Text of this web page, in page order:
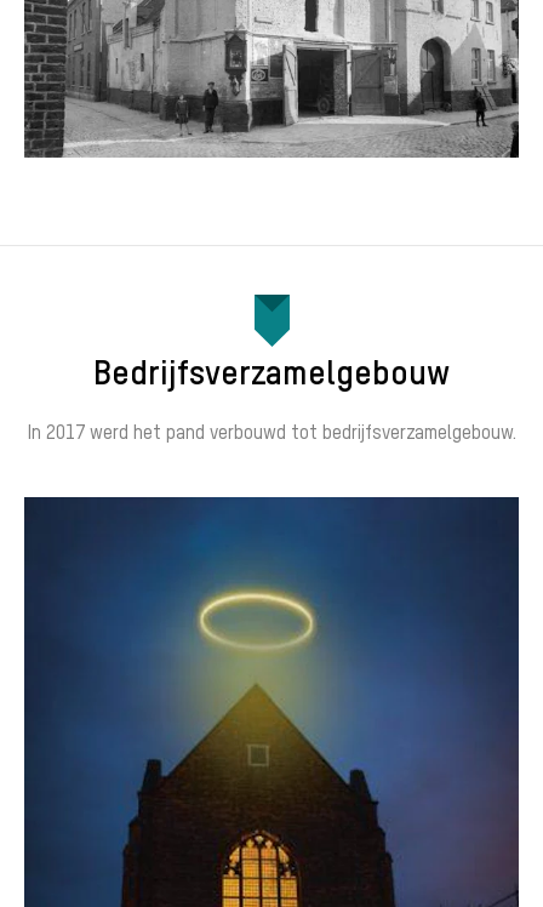
Bedrijfsverzamelgebouw
In 2017 werd het pand verbouwd tot bedrijfsverzamelgebouw.